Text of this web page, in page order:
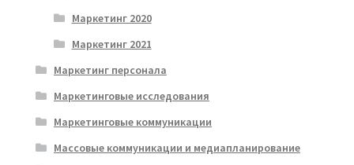
Маркетинг 2020
Маркетинг 2021
Маркетинг персонала
Маркетинговые исследования
Маркетинговые коммуникации
Массовые коммуникации и медиапланирование